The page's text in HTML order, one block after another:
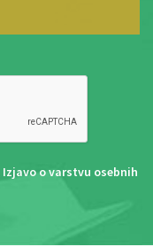
Izjavo o varstvu osebnih